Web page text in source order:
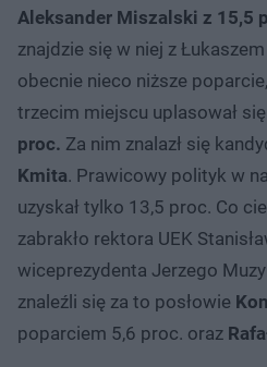
Aleksander Miszalski z 15,5
znajdzie się w niej z
obecnie nieco niższe
trzecim miejscu uplasował się
proc. Za nim znalazł się
Kmita. Prawicowy polityk w
uzyskał tylko 13,5 proc. Co
zabrakło rektora UEK
wiceprezydenta Jerzego
znaleźli się za to posłowie
poparciem 5,6 proc. oraz